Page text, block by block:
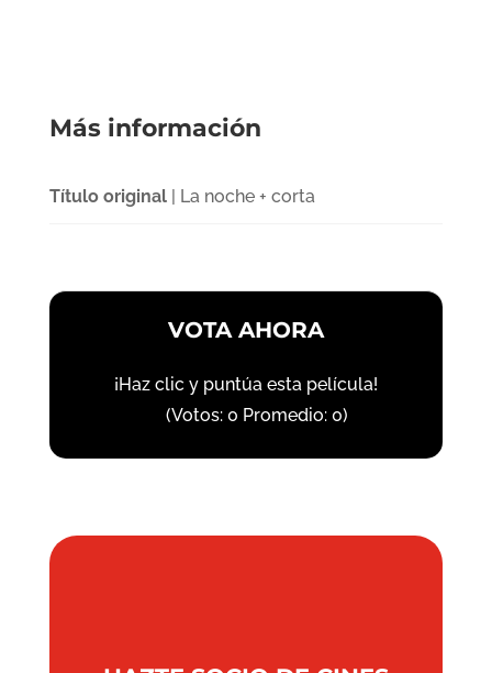
Más información
Título original| La noche + corta
VOTA AHORA
¡Haz clic y puntúa esta película!
(Votos: 0 Promedio: 0)